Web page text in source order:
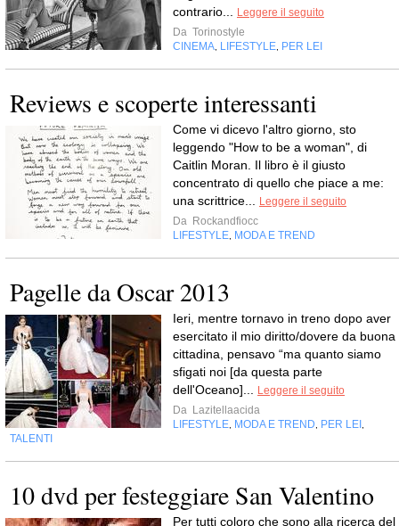
contrario...
Leggere il seguito
Da Torinostyle
CINEMA LIFESTYLE PER LEI
Reviews e scoperte interessanti
Come vi dicevo l'altro giorno, sto
leggendo "How to be a woman", di
Caitlin Moran. Il libro è il giusto
concentrato di quello che piace a me:
una scrittrice...
Leggere il seguito
Da Rockandfiocc
LIFESTYLE MODA E TREND
Pagelle da Oscar 2013
Ieri, mentre tornavo in treno dopo aver
esercitato il mio diritto/dovere da buona
cittadina, pensavo “ma quanto siamo
sfigati noi [da questa parte
dell'Oceano]...
Leggere il seguito
Da Lazitellaacida
LIFESTYLE MODA E TREND PER LEI
TALENTI
10 dvd per festeggiare San Valentino
Per tutti coloro che sono alla ricerca del